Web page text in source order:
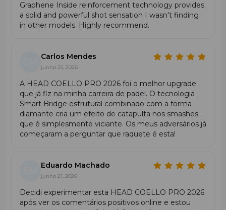
Características de jogo
superfície rígida Carbon Hybrid oferece resposta rápida e
direta, enquanto o núcleo Power Foam acrescenta força
nos remates. A textura Extreme Spin melhora a aderência
da bola, e o sistema Auxetic 2.0 amplifica o feedback em
cada golpe.
Para quem se destina
Adequada para jogadores avançadose
agressivo.
Para atletas que necessitam de uma raquete rígida,
estável e precisa para smashes e jogo rápido na
rede.
Para quem procura máxima potência sem perder
Graphene Inside reinforcement technology provides
a solid and powerful shot sensation I wasn't finding
in other models. Highly recommend.
Carlos Mendes
junho 25, 2026
A HEAD COELLO PRO 2026 foi o melhor upgrade
que já fiz na minha carreira de padel. O tecnologia
Smart Bridge estrutural combinado com a forma
diamante cria um efeito de catapulta nos smashes
que é simplesmente viciante. Os meus adversários já
começaram a perguntar que raquete é esta!
Eduardo Machado
junho 21, 2026
Decidi experimentar esta HEAD COELLO PRO 2026
após ver os comentários positivos online e estou